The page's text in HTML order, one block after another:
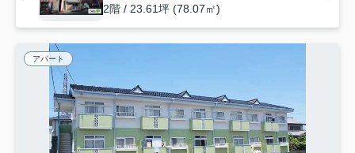
2階 / 23.61坪 (78.07㎡)
アパート